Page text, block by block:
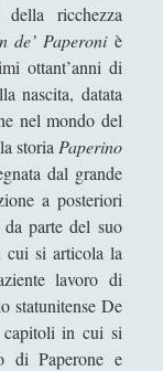
della ricchezza
de’ Paperoniè
ottant’anni di
nascita, datata
nel mondo del
storia Paperino
dal grande
a posteriori
parte del suo
cui si articola la
lavoro di
statunitense De
in cui si
di Paperone e